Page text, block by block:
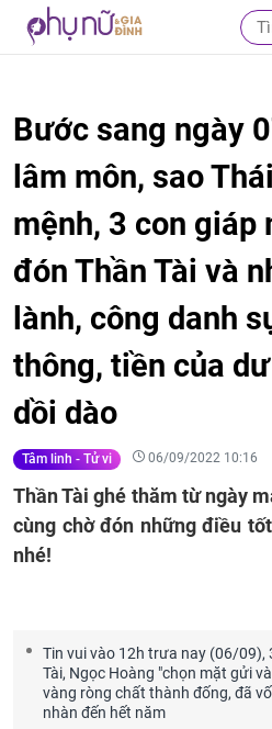
Bước sang ngày
lâm môn, sao
mệnh, 3 con giáp
đón Thần Tài và
lành, công danh
thông, tiền của
dồi dào
Tâm linh - Tử vi 06/09/2022 10:16
Thần Tài ghé thăm từ ngày
cùng chờ đón những điều
nhé!
Tin vui vào 12h trưa nay (06/09),
Tài, Ngọc Hoàng "chọn mặt gửi
vàng ròng chất thành đống, đã
nhàn đến hết năm